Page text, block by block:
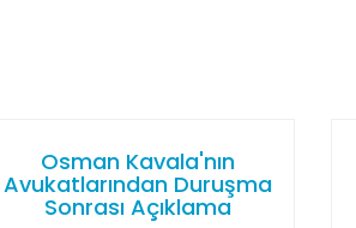
Osman Kavala'nın
Avukatlarından Duruşma
Sonrası Açıklama